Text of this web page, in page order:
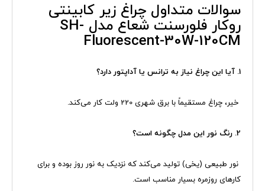
سوالات متداول چراغ زیر کابینتی
روکار فلورسنت شعاع مدل SH-
Fluorescent-30W-120CM
1. آیا این چراغ نیاز به ترانس یا آداپتور دارد؟
خیر، چراغ مستقیماً با برق شهری 220 ولت کار می‌کند.
2. رنگ نور این مدل چگونه است؟
نور طبیعی (یخی) تولید می‌کند که نزدیک به نور روز بوده و برای
کارهای روزمره بسیار مناسب است.